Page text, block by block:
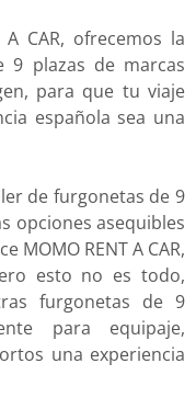
CAR, ofrecemos la
9 plazas de marcas
para que tu viaje
española sea una
de furgonetas de 9
opciones asequibles
MOMO RENT A CAR,
esto no es todo,
furgonetas de 9
para equipaje,
una experiencia